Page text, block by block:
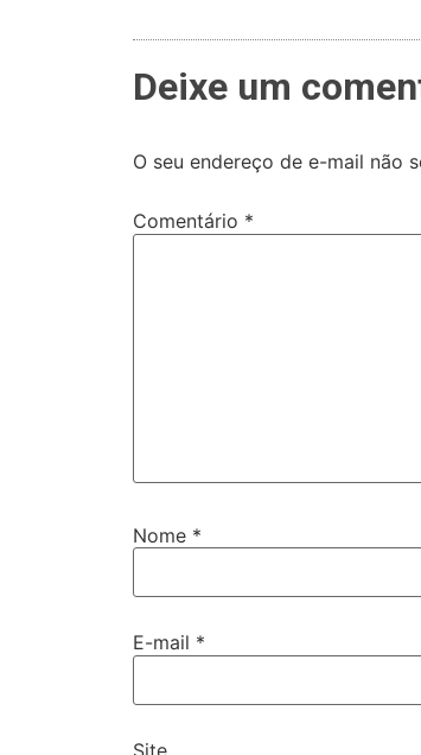
Deixe um
O seu endereço de e-mail não
Comentário *
Nome *
E-mail *
Site